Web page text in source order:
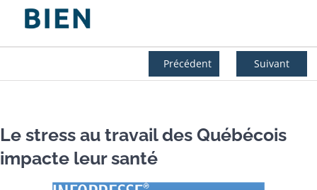
Précédent Suivant
Le stress au travail des Québécois
impacte leur santé